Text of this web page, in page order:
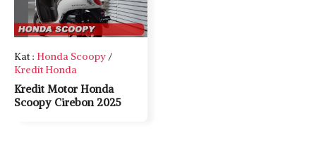
DEALER KAMI
SALES
Kat : Honda Scoopy /
Kredit Honda
Kredit Motor Honda
Scoopy Cirebon 2025